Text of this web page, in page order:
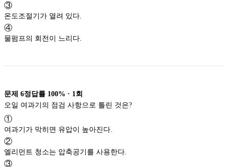
③
온도조절기가 열려 있다.
④
물펌프의 회전이 느리다.
문제 6정답률 100% · 1 회
오일 여과기의 점검 사항으로 틀린 것은?
①
여과기가 막히면 유압이 높아진다.
②
엘리먼트 청소는 압축공기를 사용한다.
③